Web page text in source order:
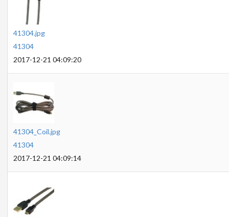
41304.jpg
41304
2017-12-21 04:09:20
41304_Coil.jpg
41304
2017-12-21 04:09:14